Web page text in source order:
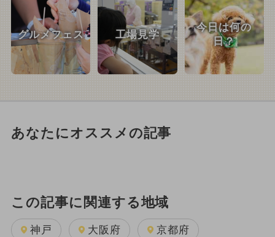
グルメフェス 工場見学
今日は何の
日？
あなたにオススメの記事
この記事に関連する地域
神戸 大阪府 京都府